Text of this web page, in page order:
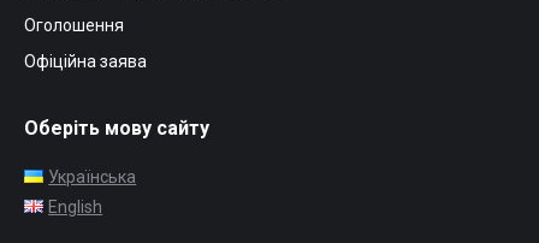
Оголошення
Офіційна заява
Оберіть мову сайту
Українська
English